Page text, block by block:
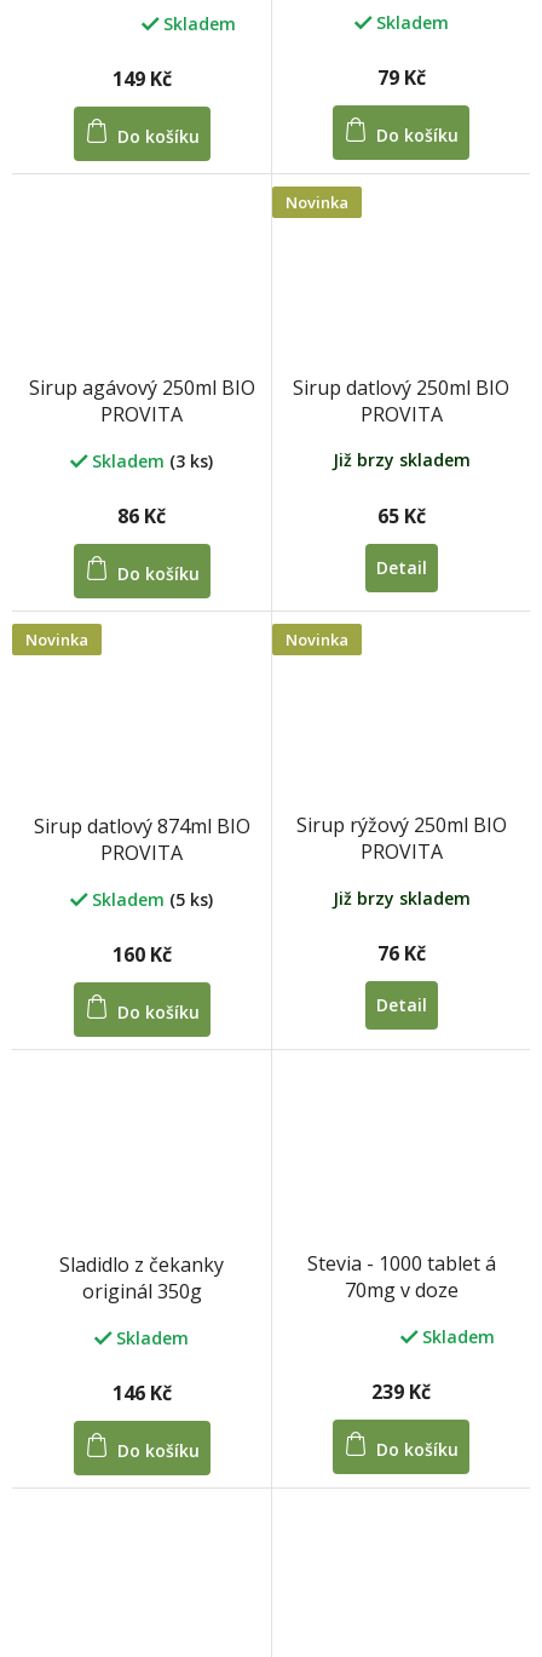
Skladem
149 Kč
Do košíku
Skladem
79 Kč
Do košíku
Sirup agávový 250ml BIO
PROVITA
Skladem (3 ks)
86 Kč
Do košíku
Novinka
Sirup datlový 250ml BIO
PROVITA
Již brzy skladem
65 Kč
Detail
Novinka
Sirup datlový 874ml BIO
PROVITA
Skladem (5 ks)
160 Kč
Do košíku
Novinka
Sirup rýžový 250ml BIO
PROVITA
Již brzy skladem
76 Kč
Detail
Sladidlo z čekanky
originál 350g
Skladem
146 Kč
Do košíku
Stevia - 1000 tablet á
70mg v doze
Skladem
239 Kč
Do košíku